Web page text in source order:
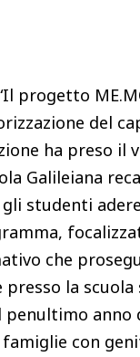
progetto
del
ha preso il
Galileiana
studenti
che
la scuola
penultimo
con